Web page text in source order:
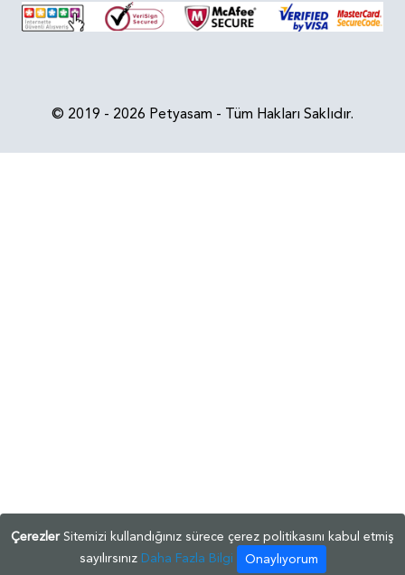
Çerezler Sitemizi kullandığınız sürece çerez politikasını kabul etmiş
sayılırsınız Daha Fazla Bilgi Onaylıyorum
© 2019 - 2026 Petyasam - Tüm Hakları Saklıdır.